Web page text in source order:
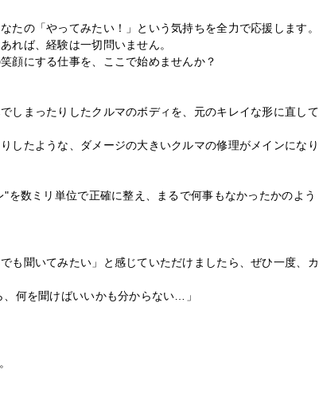
の「やってみたい！」という気持ちを全力で応援します。
れば、経験は一切問いません。
顔にする仕事を、ここで始めませんか？
しまったりしたクルマのボディを、元のキレイな形に直して
したような、ダメージの大きいクルマの修理がメインになり
数ミリ単位で正確に整え、まるで何事もなかったかのよう
も聞いてみたい」と感じていただけましたら、ぜひ一度、カ
何を聞けばいいかも分からない…」